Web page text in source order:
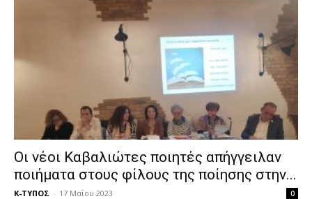
Οι νέοι Καβαλιώτες ποιητές απήγγειλαν
ποιήματα στους φίλους της ποίησης στην...
Κ-ΤΥΠΟΣ - 17 Μαΐου 2023 0